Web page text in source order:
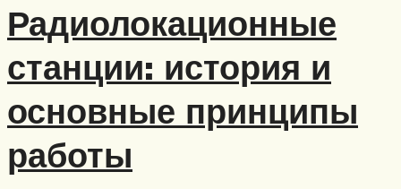
Радиолокационные
станции: история и
основные принципы
работы